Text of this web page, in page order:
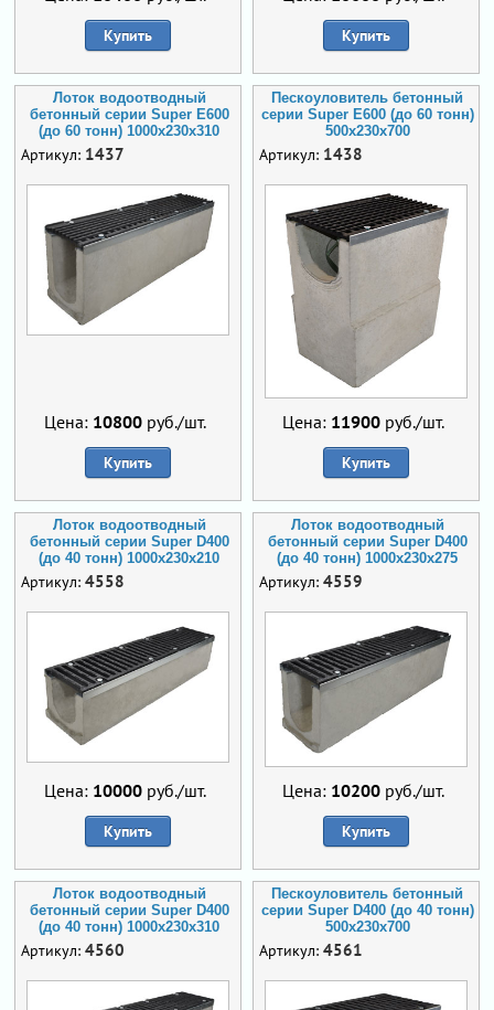
Купить Купить
Лоток водоотводный
бетонный серии Super Е600
(до 60 тонн) 1000x230x310
Артикул: 1437
Цена: 10800 руб./шт.
Купить
Пескоуловитель бетонный
серии Super Е600 (до 60 тонн)
500x230x700
Артикул: 1438
Цена: 11900 руб./шт.
Купить
Лоток водоотводный
бетонный серии Super D400
(до 40 тонн) 1000x230x210
Артикул: 4558
Цена: 10000 руб./шт.
Купить
Лоток водоотводный
бетонный серии Super D400
(до 40 тонн) 1000x230x275
Артикул: 4559
Цена: 10200 руб./шт.
Купить
Лоток водоотводный
бетонный серии Super D400
(до 40 тонн) 1000x230x310
Артикул: 4560
Пескоуловитель бетонный
серии Super D400 (до 40 тонн)
500x230x700
Артикул: 4561